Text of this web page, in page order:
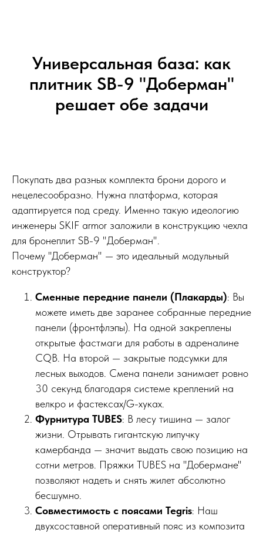
Универсальная база: как
плитник SB-9 "Доберман"
решает обе задачи
Покупать два разных комплекта брони дорого и
нецелесообразно. Нужна платформа, которая
адаптируется под среду. Именно такую идеологию
инженеры SKIF armor заложили в конструкцию чехла
для бронеплит SB-9 "Доберман".
Почему "Доберман" — это идеальный модульный
конструктор?
Сменные передние панели (Плакарды): Вы
можете иметь две заранее собранные передние
панели (фронтфлэпы). На одной закреплены
открытые фастмаги для работы в адреналине
CQB. На второй — закрытые подсумки для
лесных выходов. Смена панели занимает ровно
30 секунд благодаря системе креплений на
велкро и фастексах/G-хуках.
Фурнитура TUBES: В лесу тишина — залог
жизни. Отрывать гигантскую липучку
камербанда — значит выдать свою позицию на
сотни метров. Пряжки TUBES на "Добермане"
позволяют надеть и снять жилет абсолютно
бесшумно.
Совместимость с поясами Tegris: Наш
двухсоставной оперативный пояс из композита